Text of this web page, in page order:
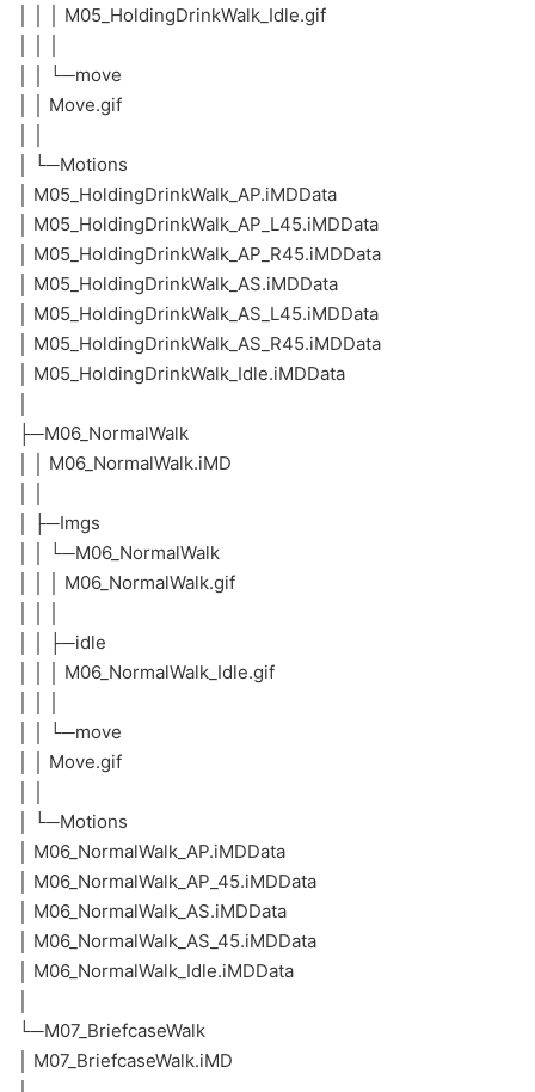
│ │ │ M05_HoldingDrinkWalk_Idle.gif
│ │ └─move
│ │ Move.gif
│ └─Motions
│ M05_HoldingDrinkWalk_AP.iMDData
│ M05_HoldingDrinkWalk_AP_L45.iMDData
│ M05_HoldingDrinkWalk_AP_R45.iMDData
│ M05_HoldingDrinkWalk_AS.iMDData
│ M05_HoldingDrinkWalk_AS_L45.iMDData
│ M05_HoldingDrinkWalk_AS_R45.iMDData
│ M05_HoldingDrinkWalk_Idle.iMDData
├─M06_NormalWalk
│ │ M06_NormalWalk.iMD
│ ├─Imgs
│ │ └─M06_NormalWalk
│ │ │ M06_NormalWalk.gif
│ │ ├─idle
│ │ │ M06_NormalWalk_Idle.gif
│ │ └─move
│ │ Move.gif
│ └─Motions
│ M06_NormalWalk_AP.iMDData
│ M06_NormalWalk_AP_45.iMDData
│ M06_NormalWalk_AS.iMDData
│ M06_NormalWalk_AS_45.iMDData
│ M06_NormalWalk_Idle.iMDData
└─M07_BriefcaseWalk
│ M07_BriefcaseWalk.iMD